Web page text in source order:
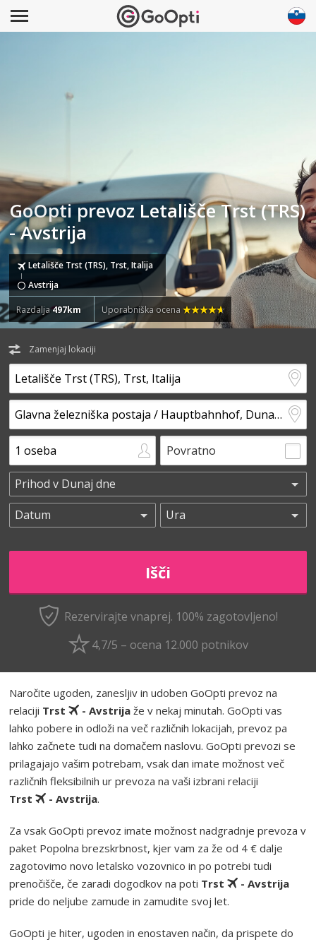
GoOpti prevoz Letališče Trst (TRS)
- Avstrija
Letališče Trst (TRS), Trst, Italija
Avstrija
Razdalja497km Uporabniška ocena
Zamenjaj lokaciji
Povratno
Rezervirajte vnaprej. 100% zagotovljeno!
4,7/5 – ocena 12.000 potnikov
Naročite ugoden, zanesljiv in udoben GoOpti prevoz na
relaciji Trst - Avstrija že v nekaj minutah. GoOpti vas
lahko pobere in odloži na več različnih lokacijah, prevoz pa
lahko začnete tudi na domačem naslovu. GoOpti prevozi se
prilagajajo vašim potrebam, vsak dan imate možnost več
različnih fleksibilnih ur prevoza na vaši izbrani relaciji
Trst
- Avstrija.
Za vsak GoOpti prevoz imate možnost nadgradnje prevoza v
paket Popolna brezskrbnost, kjer vam za že od 4 € dalje
zagotovimo novo letalsko vozovnico in po potrebi tudi
prenočišče, če zaradi dogodkov na poti Trst
- Avstrija
pride do neljube zamude in zamudite svoj let.
GoOpti je hiter, ugoden in enostaven način, da prispete do